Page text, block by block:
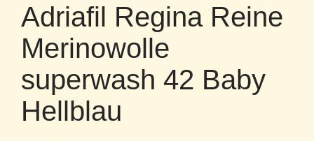
Adriafil Regina Reine
Merinowolle
superwash 42 Baby
Hellblau